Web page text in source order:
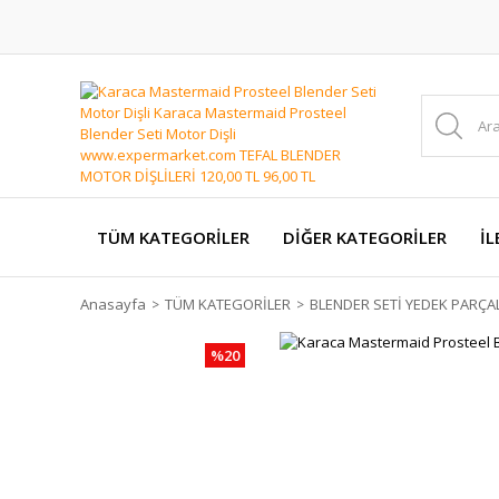
TÜM KATEGORİLER DİĞER KATEGORİLER
Anasayfa TÜM KATEGORİLER BLENDER SETİ YEDEK
%20